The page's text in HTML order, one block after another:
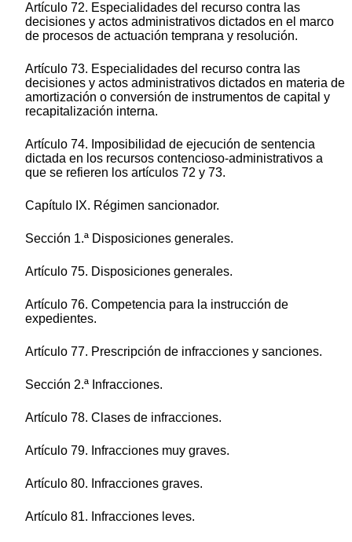
Artículo 72. Especialidades del recurso contra las
decisiones y actos administrativos dictados en el marco
de procesos de actuación temprana y resolución.
Artículo 73. Especialidades del recurso contra las
decisiones y actos administrativos dictados en materia de
amortización o conversión de instrumentos de capital y
recapitalización interna.
Artículo 74. Imposibilidad de ejecución de sentencia
dictada en los recursos contencioso-administrativos a
que se refieren los artículos 72 y 73.
Capítulo IX. Régimen sancionador.
Sección 1.ª Disposiciones generales.
Artículo 75. Disposiciones generales.
Artículo 76. Competencia para la instrucción de
expedientes.
Artículo 77. Prescripción de infracciones y sanciones.
Sección 2.ª Infracciones.
Artículo 78. Clases de infracciones.
Artículo 79. Infracciones muy graves.
Artículo 80. Infracciones graves.
Artículo 81. Infracciones leves.